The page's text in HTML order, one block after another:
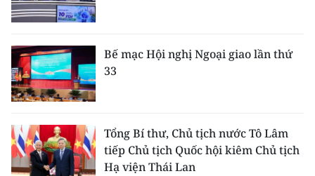
Bế mạc Hội nghị Ngoại giao lần thứ
33
Tổng Bí thư, Chủ tịch nước Tô Lâm
tiếp Chủ tịch Quốc hội kiêm Chủ tịch
Hạ viện Thái Lan